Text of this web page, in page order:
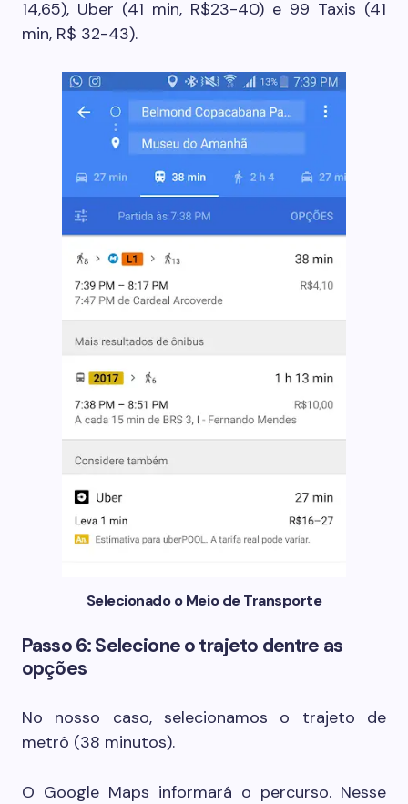
14,65), Uber (41 min, R$23-40) e 99 Taxis (41
min, R$ 32-43).
Selecionado o Meio de Transporte
Passo 6: Selecione o trajeto dentre as
opções
No nosso caso, selecionamos o trajeto de
metrô (38 minutos).
O Google Maps informará o percurso. Nesse